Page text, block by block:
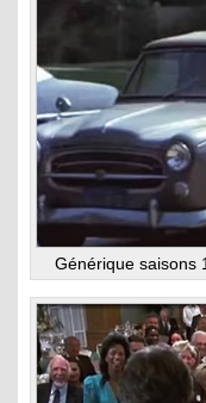
Générique saisons